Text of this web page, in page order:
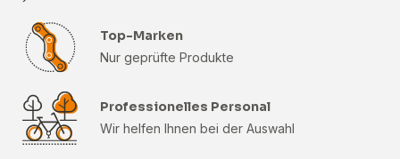
Top-Marken
Nur geprüfte Produkte
Professionelles Personal
Wir helfen Ihnen bei der Auswahl